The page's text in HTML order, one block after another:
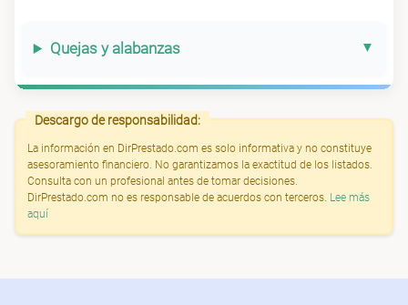
Quejas y alabanzas
Descargo de responsabilidad:
La información en DirPrestado.com es solo informativa y no constituye
asesoramiento financiero. No garantizamos la exactitud de los listados.
Consulta con un profesional antes de tomar decisiones.
DirPrestado.com no es responsable de acuerdos con terceros. Lee más
aquí